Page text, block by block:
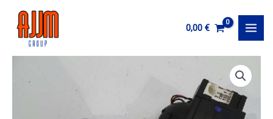
contenido
0,00 €